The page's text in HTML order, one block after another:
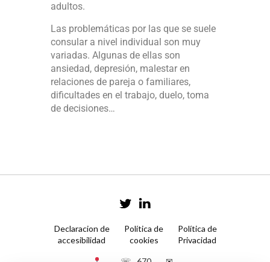
adultos.
Las problemáticas por las que se suele
consular a nivel individual son muy
variadas. Algunas de ellas son
ansiedad, depresión, malestar en
relaciones de pareja o familiares,
dificultades en el trabajo, duelo, toma
de decisiones…
Declaracion de
accesibilidad
Política de
cookies
Política de
Privacidad